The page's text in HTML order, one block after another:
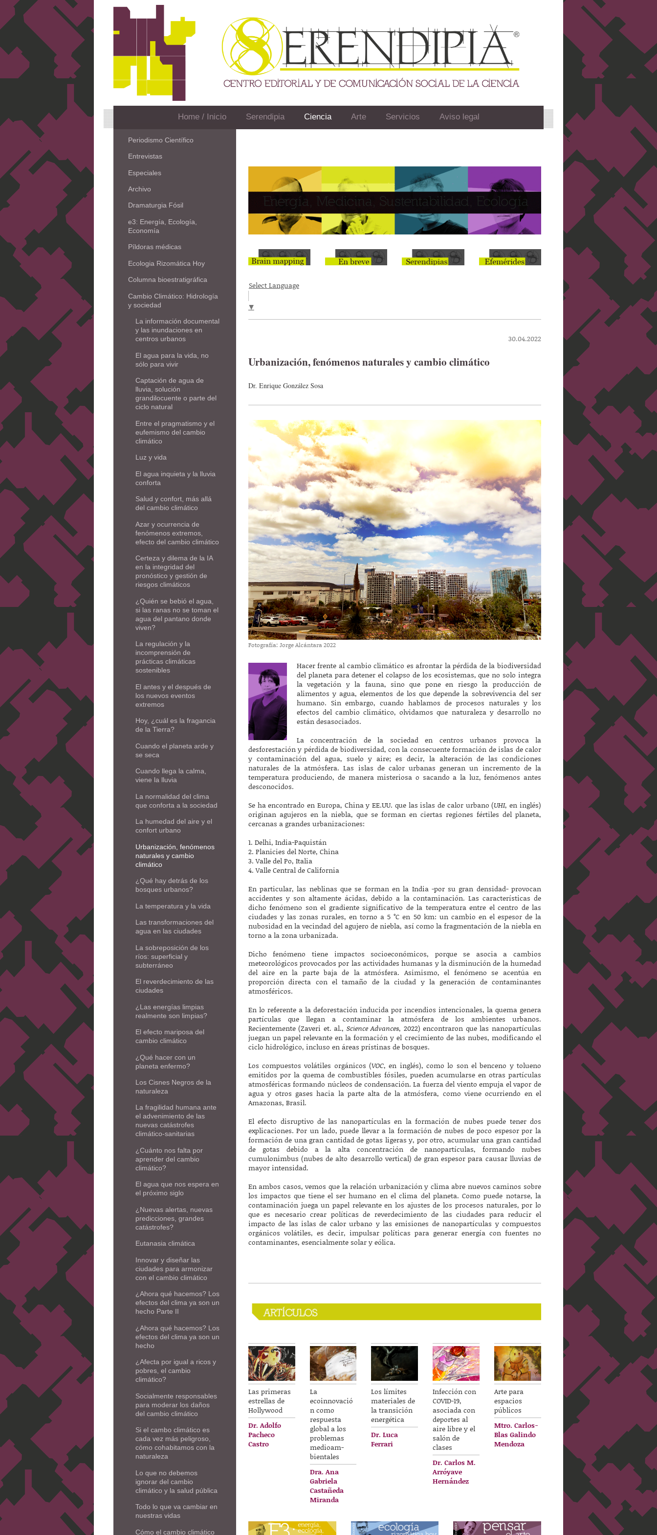
Home / Inicio Serendipia Ciencia Arte Servicios Aviso legal
Select Language
▼
30.04.2022
Urbanización, fenómenos naturales y cambio climático
Dr. Enrique González Sosa
Fotografía: Jorge Alcántara 2022
Hacer frente al cambio climático es afrontar la pérdida de la biodiversidad
del planeta para detener el colapso de los ecosistemas, que no solo integra
la vegetación y la fauna, sino que pone en riesgo la producción de
alimentos y agua, elementos de los que depende la sobrevivencia del ser
humano. Sin embargo, cuando hablamos de procesos naturales y los
efectos del cambio climático, olvidamos que naturaleza y desarrollo no
están desasociados.
La concentración de la sociedad en centros urbanos provoca la
desforestación y pérdida de biodiversidad, con la consecuente formación de islas de calor
y contaminación del agua, suelo y aire; es decir, la alteración de las condiciones
naturales de la atmósfera. Las islas de calor urbanas generan un incremento de la
temperatura produciendo, de manera misteriosa o sacando a la luz, fenómenos antes
desconocidos.
Se ha encontrado en Europa, China y EE.UU. que las islas de calor urbano (UHI, en inglés)
originan agujeros en la niebla, que se forman en ciertas regiones fértiles del planeta,
cercanas a grandes urbanizaciones:
1. Delhi, India-Paquistán
2. Planicies del Norte, China
3. Valle del Po, Italia
4. Valle Central de California
En particular, las neblinas que se forman en la India -por su gran densidad- provocan
accidentes y son altamente ácidas, debido a la contaminación. Las características de
dicho fenómeno son el gradiente significativo de la temperatura entre el centro de las
ciudades y las zonas rurales, en torno a 5 °C en 50 km: un cambio en el espesor de la
nubosidad en la vecindad del agujero de niebla, así como la fragmentación de la niebla en
torno a la zona urbanizada.
Dicho fenómeno tiene impactos socioeconómicos, porque se asocia a cambios
meteorológicos provocados por las actividades humanas y la disminución de la humedad
del aire en la parte baja de la atmósfera. Asimismo, el fenómeno se acentúa en
proporción directa con el tamaño de la ciudad y la generación de contaminantes
atmosféricos.
En lo referente a la deforestación inducida por incendios intencionales, la quema genera
partículas que llegan a contaminar la atmósfera de los ambientes urbanos.
Recientemente (Zaveri et. al., Science Advances, 2022) encontraron que las nanopartículas
juegan un papel relevante en la formación y el crecimiento de las nubes, modificando el
ciclo hidrológico, incluso en áreas prístinas de bosques.
Los compuestos volátiles orgánicos (VOC, en inglés), como lo son el benceno y tolueno
emitidos por la quema de combustibles fósiles, pueden acumularse en otras partículas
atmosféricas formando núcleos de condensación. La fuerza del viento empuja el vapor de
agua y otros gases hacia la parte alta de la atmósfera, como viene ocurriendo en el
Amazonas, Brasil.
El efecto disruptivo de las nanopartículas en la formación de nubes puede tener dos
explicaciones. Por un lado, puede llevar a la formación de nubes de poco espesor por la
formación de una gran cantidad de gotas ligeras y, por otro, acumular una gran cantidad
de gotas debido a la alta concentración de nanopartículas, formando nubes
cumulonimbus (nubes de alto desarrollo vertical) de gran espesor para causar lluvias de
mayor intensidad.
En ambos casos, vemos que la relación urbanización y clima abre nuevos caminos sobre
los impactos que tiene el ser humano en el clima del planeta. Como puede notarse, la
contaminación juega un papel relevante en los ajustes de los procesos naturales, por lo
que es necesario crear políticas de reverdecimiento de las ciudades para reducir el
impacto de las islas de calor urbano y las emisiones de nanopartículas y compuestos
orgánicos volátiles, es decir, impulsar políticas para generar energía con fuentes no
contaminantes, esencialmente solar y eólica.
Las primeras
estrellas de
Hollywood
Dr. Adolfo
Pacheco
Castro
La
ecoinnovació
n como
respuesta
global a los
problemas
medioam-
bientales
Dra. Ana
Gabriela
Castañeda
Miranda
Los límites
materiales de
la transición
energética
Dr. Luca
Ferrari
Infección con
COVID-19,
asociada con
deportes al
aire libre y el
salón de
clases
Dr. Carlos M.
Arróyave
Hernández
Arte para
espacios
públicos
Mtro. Carlos-
Blas Galindo
Mendoza
Periodismo Científico
Entrevistas
Especiales
Archivo
Dramaturgia Fósil
e3: Energía, Ecología,
Economía
Píldoras médicas
Ecologia Rizomática Hoy
Columna bioestratigráfica
Cambio Climático: Hidrología
y sociedad
La información documental
y las inundaciones en
centros urbanos
El agua para la vida, no
sólo para vivir
Captación de agua de
lluvia, solución
grandilocuente o parte del
ciclo natural
Entre el pragmatismo y el
eufemismo del cambio
climático
Luz y vida
El agua inquieta y la lluvia
conforta
Salud y confort, más allá
del cambio climático
Azar y ocurrencia de
fenómenos extremos,
efecto del cambio climático
Certeza y dilema de la IA
en la integridad del
pronóstico y gestión de
riesgos climáticos
¿Quién se bebió el agua,
si las ranas no se toman el
agua del pantano donde
viven?
La regulación y la
incomprensión de
prácticas climáticas
sostenibles
El antes y el después de
los nuevos eventos
extremos
Hoy, ¿cuál es la fragancia
de la Tierra?
Cuando el planeta arde y
se seca
Cuando llega la calma,
viene la lluvia
La normalidad del clima
que conforta a la sociedad
La humedad del aire y el
confort urbano
Urbanización, fenómenos
naturales y cambio
climático
¿Qué hay detrás de los
bosques urbanos?
La temperatura y la vida
Las transformaciones del
agua en las ciudades
La sobreposición de los
ríos: superficial y
subterráneo
El reverdecimiento de las
ciudades
¿Las energías limpias
realmente son limpias?
El efecto mariposa del
cambio climático
¿Qué hacer con un
planeta enfermo?
Los Cisnes Negros de la
naturaleza
La fragilidad humana ante
el advenimiento de las
nuevas catástrofes
climático-sanitarias
¿Cuánto nos falta por
aprender del cambio
climático?
El agua que nos espera en
el próximo siglo
¿Nuevas alertas, nuevas
predicciones, grandes
catástrofes?
Eutanasia climática
Innovar y diseñar las
ciudades para armonizar
con el cambio climático
¿Ahora qué hacemos? Los
efectos del clima ya son un
hecho Parte II
¿Ahora qué hacemos? Los
efectos del clima ya son un
hecho
¿Afecta por igual a ricos y
pobres, el cambio
climático?
Socialmente responsables
para moderar los daños
del cambio climático
Si el cambo climático es
cada vez más peligroso,
cómo cohabitamos con la
naturaleza
Lo que no debemos
ignorar del cambio
climático y la salud pública
Todo lo que va cambiar en
nuestras vidas
Cómo el cambio climático